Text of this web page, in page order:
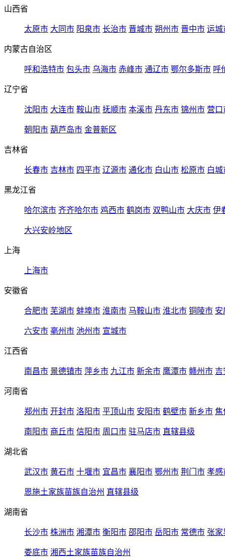
山西省
太原市 大同市 阳泉市 长治市 晋城市 朔州市 晋中市 运城
内蒙古自治区
呼和浩特市 包头市 乌海市 赤峰市 通辽市 鄂尔多斯市 呼
辽宁省
沈阳市 大连市 鞍山市 抚顺市 本溪市 丹东市 锦州市 营口
朝阳市 葫芦岛市 金普新区
吉林省
长春市 吉林市 四平市 辽源市 通化市 白山市 松原市 白城
黑龙江省
哈尔滨市 齐齐哈尔市 鸡西市 鹤岗市 双鸭山市 大庆市 伊
大兴安岭地区
上海
上海市
安徽省
合肥市 芜湖市 蚌埠市 淮南市 马鞍山市 淮北市 铜陵市 安
六安市 亳州市 池州市 宣城市
江西省
南昌市 景德镇市 萍乡市 九江市 新余市 鹰潭市 赣州市 吉
河南省
郑州市 开封市 洛阳市 平顶山市 安阳市 鹤壁市 新乡市 焦
南阳市 商丘市 信阳市 周口市 驻马店市 直辖县级
湖北省
武汉市 黄石市 十堰市 宜昌市 襄阳市 鄂州市 荆门市 孝感
恩施土家族苗族自治州 直辖县级
湖南省
长沙市 株洲市 湘潭市 衡阳市 邵阳市 岳阳市 常德市 张家
娄底市 湘西土家族苗族自治州